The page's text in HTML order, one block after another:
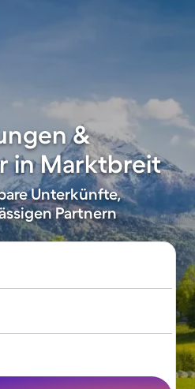
&
in Marktbreit
Unterkünfte,
Partnern